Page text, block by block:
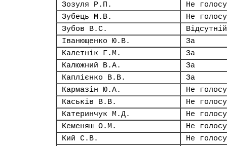
Зозуля Р.П.
Не
Зубець М.В.
Не
Зубов В.С.
Відсутній
Іванющенко Ю.В.
За
Калетнік Г.М.
За
Калюжний В.А.
За
Каплієнко В.В.
За
Кармазін Ю.А.
Не
Каськів В.В.
Не
Катеринчук М.Д.
Не
Кеменяш О.М.
Не
Кий С.В.
Не